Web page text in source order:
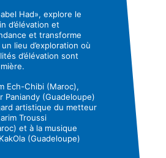
Had», explore le
d’élévation et
et transforme
un lieu d’exploration où
d’élévation sont
Ech-Chibi (Maroc),
Paniandy (Guadeloupe)
artistique du metteur
Troussi
et à la musique
(Guadeloupe)